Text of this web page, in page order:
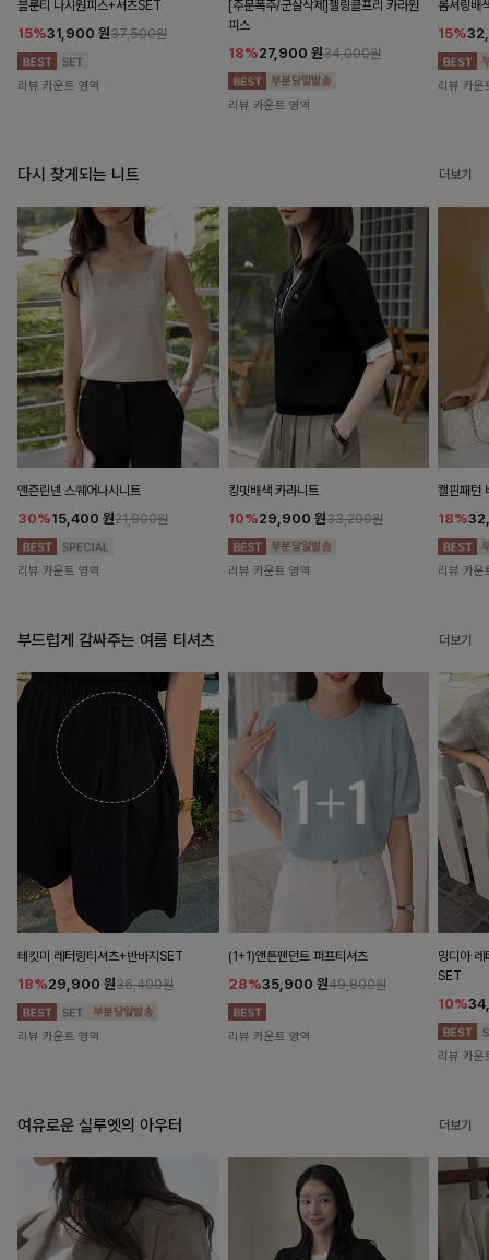
블룬티 나시원피스+셔츠SET
15%31,900 원37,500원
리뷰 카운트 영역
[주문폭주/군살삭제]젤링클프리 카라원
피스
18%27,900 원34,000원
리뷰 카운트 영역
롬셔링배
15%
리뷰 카운
다시 찾게되는 니트 더보기
앤즌린넨 스퀘어나시니트
30%15,400 원21,900원
리뷰 카운트 영역
킹밋배색 카라니트
10%29,900 원33,200원
리뷰 카운트 영역
캘핀패턴
18%
리뷰 카운
부드럽게 감싸주는 여름 티셔츠 더보기
테킷미 레터링티셔츠+반바지SET
18%29,900 원36,400원
리뷰 카운트 영역
(1+1)앤튼펜던트 퍼프티셔츠
28%35,900 원49,800원
리뷰 카운트 영역
밍디아 레
SET
10%
리뷰 카운
여유로운 실루엣의 아우터 더보기